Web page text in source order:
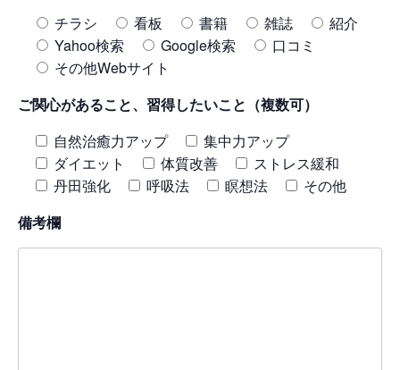
チラシ 看板 書籍 雑誌
紹介
Yahoo検索
Google検索
口コミ
その他Webサイト
ご関心があること、習得したいこと（複数可）
自然治癒力アップ
集中力アップ
ダイエット
体質改善
ストレス緩和
丹田強化
呼吸法 瞑想法
その他
備考欄